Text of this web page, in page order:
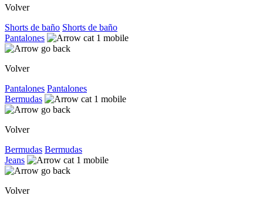
Volver
Shorts de baño Shorts de baño
Pantalones
Volver
Pantalones Pantalones
Bermudas
Volver
Bermudas Bermudas
Jeans
Volver